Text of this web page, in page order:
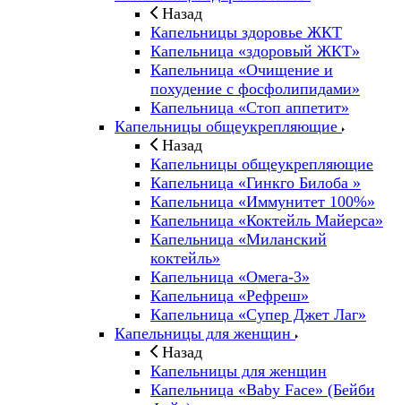
Назад
Капельницы здоровье ЖКТ
Капельница «здоровый ЖКТ»
Капельница «Очищение и
похудение с фосфолипидами»
Капельница «Стоп аппетит»
Капельницы общеукрепляющие
Назад
Капельницы общеукрепляющие
Капельница «Гинкго Билоба »
Капельница «Иммунитет 100%»
Капельница «Коктейль Майерса»
Капельница «Миланский
коктейль»
Капельница «Омега-3»
Капельница «Рефреш»
Капельница «Супер Джет Лаг»
Капельницы для женщин
Назад
Капельницы для женщин
Капельница «Baby Face» (Бейби